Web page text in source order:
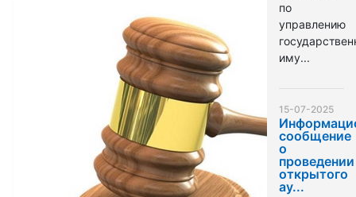
по
управлению
иму...
15-07-2025
сообщение
о
проведении
открытого
ау...